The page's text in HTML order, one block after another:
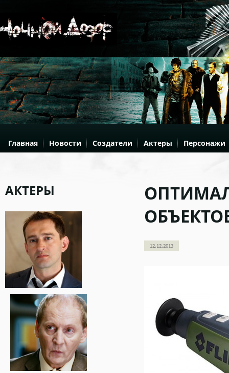
Главная Новости Создатели Актеры Персонажи
АКТЕРЫ
12.12.2013